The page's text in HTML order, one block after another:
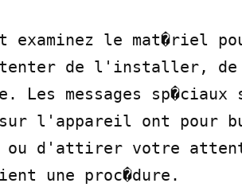
le mat�riel
tenter de l'installer,
Les messages sp�ciaux
l'appareil ont pour
ou d'attirer votre
une proc�dure.